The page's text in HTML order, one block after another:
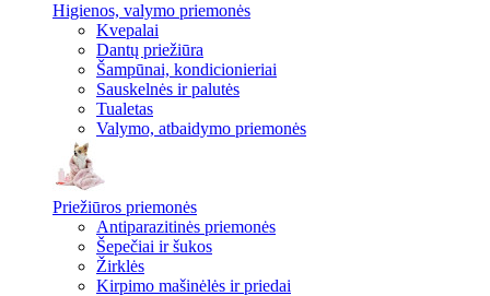
Higienos, valymo priemonės
Kvepalai
Dantų priežiūra
Šampūnai, kondicionieriai
Sauskelnės ir palutės
Tualetas
Valymo, atbaidymo priemonės
Priežiūros priemonės
Antiparazitinės priemonės
Šepečiai ir šukos
Žirklės
Kirpimo mašinėlės ir priedai